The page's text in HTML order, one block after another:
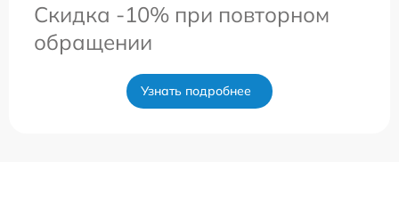
Скидка -10% при повторном
обращении
Узнать подробнее